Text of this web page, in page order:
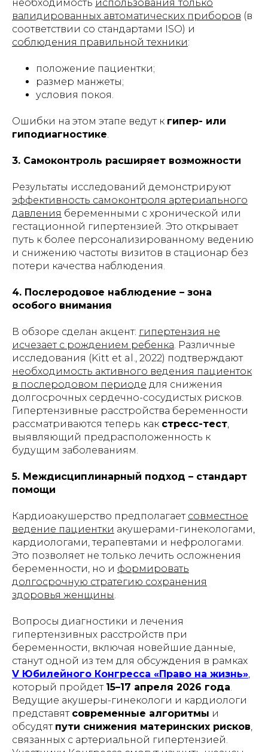
необходимость использования только
валидированных автоматических приборов (в
соответствии со стандартами ISO) и
соблюдения правильной техники:
положение пациентки;
размер манжеты;
условия покоя.
Ошибки на этом этапе ведут к гипер- или
гиподиагностике.
3. Самоконтроль расширяет возможности
Результаты исследований демонстрируют
эффективность самоконтроля артериального
давления беременными с хронической или
гестационной гипертензией. Это открывает
путь к более персонализированному ведению
и снижению частоты визитов в стационар без
потери качества наблюдения.
4. Послеродовое наблюдение – зона
особого внимания
В обзоре сделан акцент: гипертензия не
исчезает с рождением ребенка. Различные
исследования (Kitt et al., 2022) подтверждают
необходимость активного ведения пациенток
в послеродовом периоде для снижения
долгосрочных сердечно-сосудистых рисков.
Гипертензивные расстройства беременности
рассматриваются теперь как стресс-тест,
выявляющий предрасположенность к
будущим заболеваниям.
5. Междисциплинарный подход – стандарт
помощи
Кардиоакушерство предполагает совместное
ведение пациентки акушерами-гинекологами,
кардиологами, терапевтами и нефрологами.
Это позволяет не только лечить осложнения
беременности, но и формировать
долгосрочную стратегию сохранения
здоровья женщины.
Вопросы диагностики и лечения
гипертензивных расстройств при
беременности, включая новейшие данные,
станут одной из тем для обсуждения в рамках
V Юбилейного Конгресса «Право на жизнь»,
который пройдет 15–17 апреля 2026 года.
Ведущие акушеры-гинекологи и кардиологи
представят современные алгоритмы и
обсудят пути снижения материнских рисков,
связанных с артериальной гипертензией.